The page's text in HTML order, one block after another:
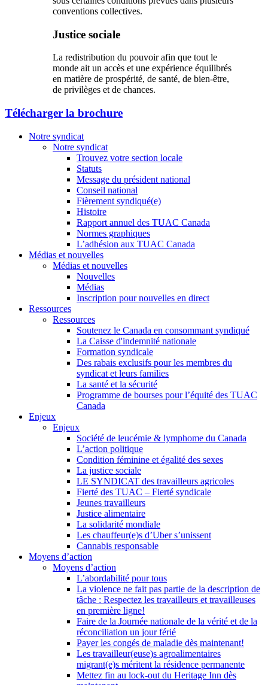
conventions collectives.
Justice sociale
La redistribution du pouvoir afin que tout le
monde ait un accès et une expérience équilibrés
en matière de prospérité, de santé, de bien-être,
de privilèges et de chances.
Télécharger la brochure
Notre syndicat
Notre syndicat
Trouvez votre section locale
Statuts
Message du président national
Conseil national
Fièrement syndiqué(e)
Histoire
Rapport annuel des TUAC Canada
Normes graphiques
L’adhésion aux TUAC Canada
Médias et nouvelles
Médias et nouvelles
Nouvelles
Médias
Inscription pour nouvelles en direct
Ressources
Ressources
Soutenez le Canada en consommant syndiqué
La Caisse d'indemnité nationale
Formation syndicale
Des rabais exclusifs pour les membres du
syndicat et leurs families
La santé et la sécurité
Programme de bourses pour l’équité des TUAC
Canada
Enjeux
Enjeux
Société de leucémie & lymphome du Canada
L’action politique
Condition féminine et égalité des sexes
La justice sociale
LE SYNDICAT des travailleurs agricoles
Fierté des TUAC – Fierté syndicale
Jeunes travailleurs
Justice alimentaire
La solidarité mondiale
Les chauffeur(e)s d’Uber s’unissent
Cannabis responsable
Moyens d’action
Moyens d’action
L’abordabilité pour tous
La violence ne fait pas partie de la description de
tâche : Respectez les travailleurs et travailleuses
en première ligne!
Faire de la Journée nationale de la vérité et de la
réconciliation un jour férié
Payer les congés de maladie dès maintenant!
Les travailleur(euse)s agroalimentaires
migrant(e)s méritent la résidence permanente
Mettez fin au lock-out du Heritage Inn dès